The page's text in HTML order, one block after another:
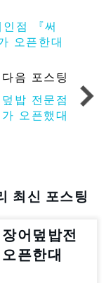
점 『써
오픈한대
다음 포스팅
밥 전문점
오픈했대
최신 포스팅
어덮밥전
픈한대